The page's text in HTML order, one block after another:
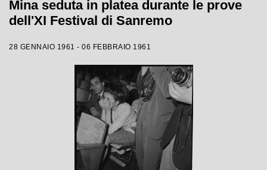
Mina seduta in platea durante le prove
dell'XI Festival di Sanremo
28 GENNAIO 1961 - 06 FEBBRAIO 1961